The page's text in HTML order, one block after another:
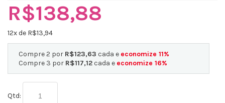
R$138,88
12x de R$13,94
Compre 2 por R$123,63 cada e economize 11%
Compre 3 por R$117,12 cada e economize 16%
Qtd: